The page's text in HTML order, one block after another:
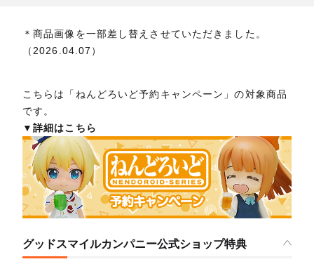
＊商品画像を一部差し替えさせていただきました。
（2026.04.07）
こちらは「ねんどろいど予約キャンペーン」の対象商品
です。
▼詳細はこちら
グッドスマイルカンパニー公式ショップ特典